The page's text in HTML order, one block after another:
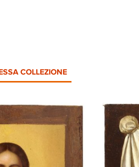
COLLEZIONE